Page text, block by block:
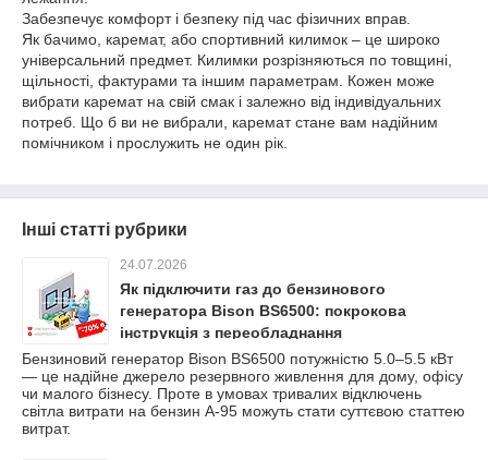
Забезпечує комфорт і безпеку під час фізичних вправ.
Як бачимо, каремат, або спортивний килимок – це широко
універсальний предмет. Килимки розрізняються по товщині,
щільності, фактурами та іншим параметрам. Кожен може
вибрати каремат на свій смак і залежно від індивідуальних
потреб. Що б ви не вибрали, каремат стане вам надійним
помічником і прослужить не один рік.
Інші статті рубрики
24.07.2026
Як підключити газ до бензинового
генератора Bison BS6500: покрокова
інструкція з переобладнання
Бензиновий генератор Bison BS6500 потужністю 5.0–5.5 кВт
— це надійне джерело резервного живлення для дому, офісу
чи малого бізнесу. Проте в умовах тривалих відключень
світла витрати на бензин А-95 можуть стати суттєвою статтею
витрат.